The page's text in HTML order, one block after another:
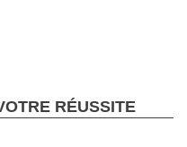
RÉUSSITE